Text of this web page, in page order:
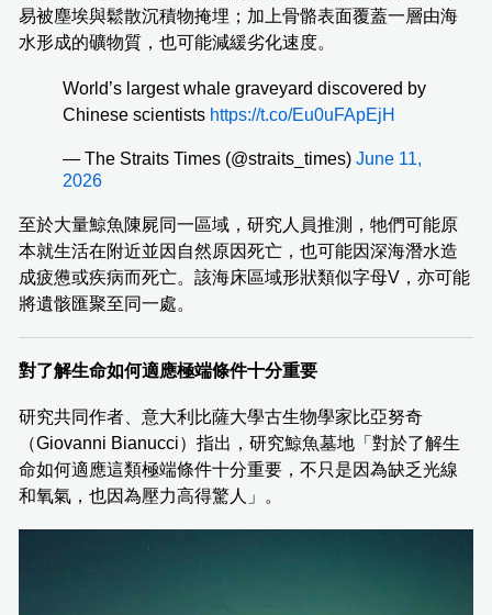
易被塵埃與鬆散沉積物掩埋；加上骨骼表面覆蓋一層由海
水形成的礦物質，也可能減緩劣化速度。
World’s largest whale graveyard discovered by
Chinese scientists https://t.co/Eu0uFApEjH
— The Straits Times (@straits_times) June 11,
2026
至於大量鯨魚陳屍同一區域，研究人員推測，牠們可能原
本就生活在附近並因自然原因死亡，也可能因深海潛水造
成疲憊或疾病而死亡。該海床區域形狀類似字母V，亦可能
將遺骸匯聚至同一處。
對了解生命如何適應極端條件十分重要
研究共同作者、意大利比薩大學古生物學家比亞努奇
（Giovanni Bianucci）指出，研究鯨魚墓地「對於了解生
命如何適應這類極端條件十分重要，不只是因為缺乏光線
和氧氣，也因為壓力高得驚人」。